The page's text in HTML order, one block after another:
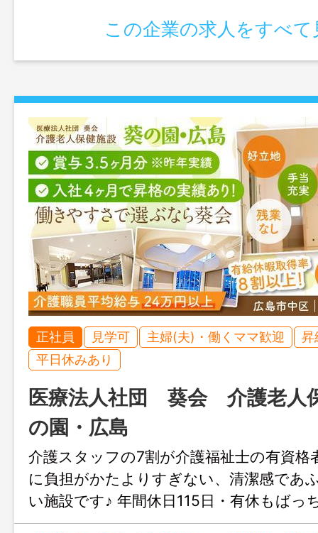
この企業の求人をすべて
正社員 見学可 主婦(夫)・働くママ歓迎
昇
平日休みあり
医療法人社団 葵会 介護老人
の園・広島
介護スタッフの7割が介護福祉士の有資格
に負担がかたよりすぎない、清潔感であ
い施設です♪ 年間休日115日・有休もばっ
すよ！